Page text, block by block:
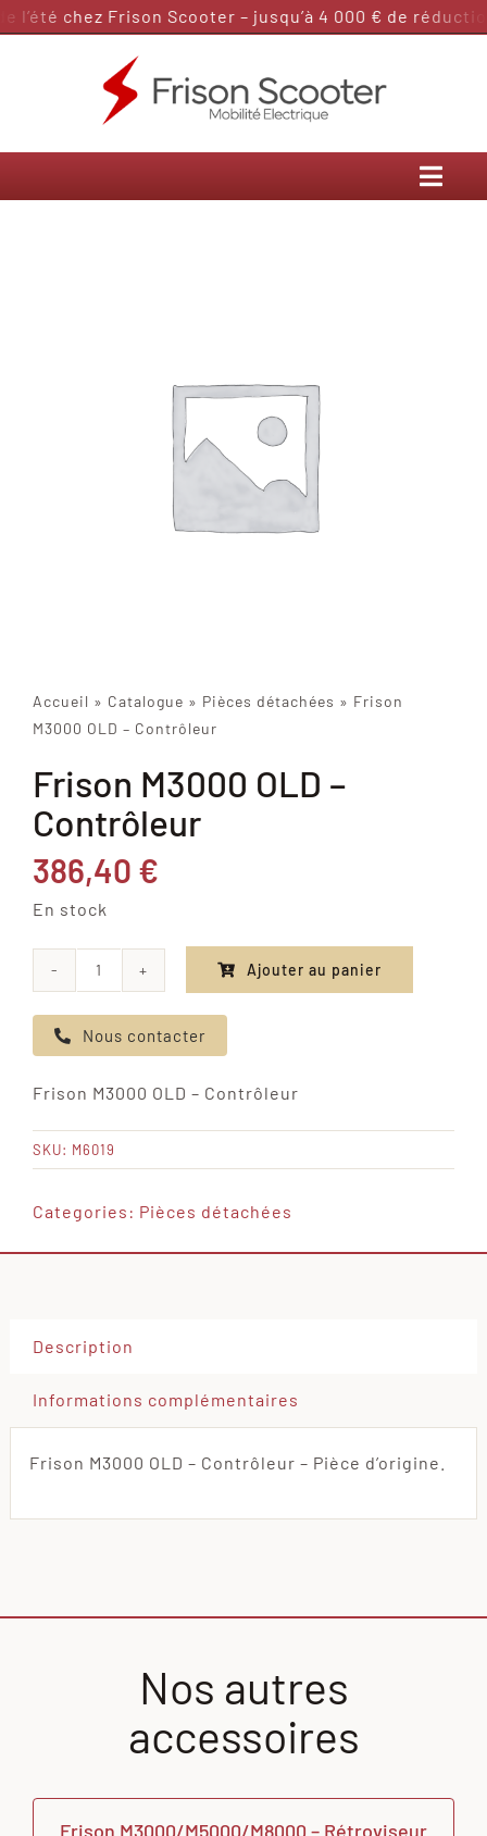
Passer
l’été chez Frison Scooter – jusqu’à 4 000 € de
Accueil » Catalogue » Pièces détachées » Frison
M3000 OLD – Contrôleur
Frison M3000 OLD –
Contrôleur
386,40 €
En stock
de
Frison
OLD
-
Contrôleur
Ajouter au panier
Nous contacter
Frison M3000 OLD – Contrôleur
SKU: M6019
Categories: Pièces détachées
Description
Informations complémentaires
Frison M3000 OLD – Contrôleur – Pièce d’origine.
Nos autres
accessoires
Frison M3000/M5000/M8000 – Rétroviseur